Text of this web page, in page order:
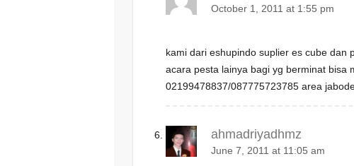
October 1, 2011 at 1:55 pm
kami dari eshupindo suplier es cube dan
acara pesta lainya bagi yg berminat bisa
02199478837/087775723785 area
ahmadriyadhmz
June 7, 2011 at 11:05 am